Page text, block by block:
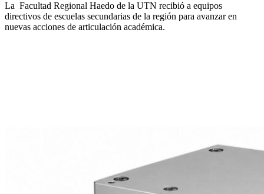
La Facultad Regional Haedo de la UTN recibió a equipos
directivos de escuelas secundarias de la región para avanzar en
nuevas acciones de articulación académica.